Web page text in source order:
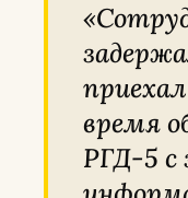
«Сотрудники СБУ установили местонахождение и
время
РГД-5 с